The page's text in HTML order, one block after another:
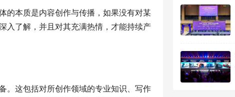
的本质是内容创作与传播，如果没有对某
入了解，并且对其充满热情，才能持续产
。这包括对所创作领域的专业知识、写作